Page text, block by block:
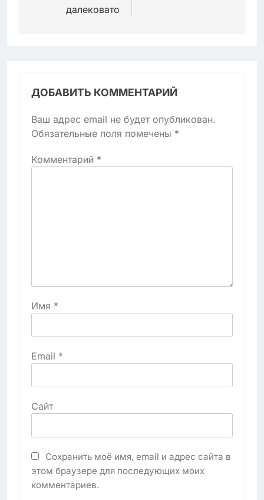
далековато
ДОБАВИТЬ КОММЕНТАРИЙ
Ваш адрес email не будет опубликован.
Обязательные поля помечены *
Комментарий *
Имя *
Email *
Сайт
Сохранить моё имя, email и адрес сайта в
этом браузере для последующих моих
комментариев.